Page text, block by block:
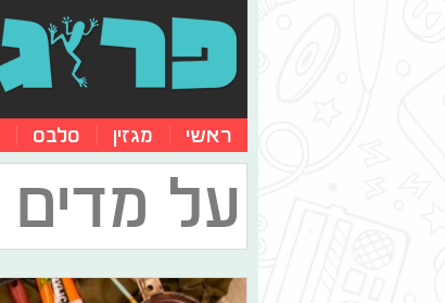
ראשי מגזין סלבס
על מדים